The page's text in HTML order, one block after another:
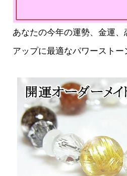
あなたの今年の運勢、金運
アップに最適なパワーストー